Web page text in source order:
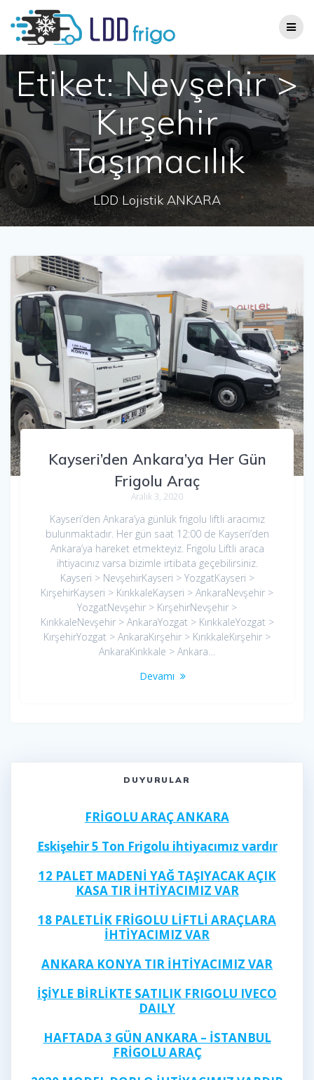
content
Etiket:Nevşehir >
Kırşehir
Taşımacılık
LDD Lojistik ANKARA
Kayseri’den Ankara’ya Her Gün
Frigolu Araç
Aralık 3, 2020
Kayseri’den Ankara’ya günlük frigolu liftli aracımız
bulunmaktadır. Her gün saat 12:00 de Kayseri’den
Ankara’ya hareket etmekteyiz. Frigolu Liftli araca
ihtiyacınız varsa bizimle irtibata geçebilirsiniz.
Kayseri > NevşehirKayseri > YozgatKayseri >
KırşehirKayseri > KırıkkaleKayseri > AnkaraNevşehir >
YozgatNevşehir > KırşehirNevşehir >
KırıkkaleNevşehir > AnkaraYozgat > KırıkkaleYozgat >
KırşehirYozgat > AnkaraKırşehir > KırıkkaleKırşehir >
AnkaraKırıkkale > Ankara…
Devamı
DUYURULAR
FRİGOLU ARAÇ ANKARA
Eskişehir 5 Ton Frigolu ihtiyacımız vardır
12 PALET MADENİ YAĞ TAŞIYACAK AÇIK
KASA TIR İHTİYACIMIZ VAR
18 PALETLİK FRİGOLU LİFTLİ ARAÇLARA
İHTİYACIMIZ VAR
ANKARA KONYA TIR İHTİYACIMIZ VAR
İŞİYLE BİRLİKTE SATILIK FRIGOLU IVECO
DAILY
HAFTADA 3 GÜN ANKARA – İSTANBUL
FRİGOLU ARAÇ